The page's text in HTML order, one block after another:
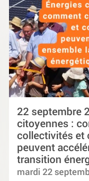
22 septembre
citoyennes :
collectivités et
peuvent
transition
mardi 22